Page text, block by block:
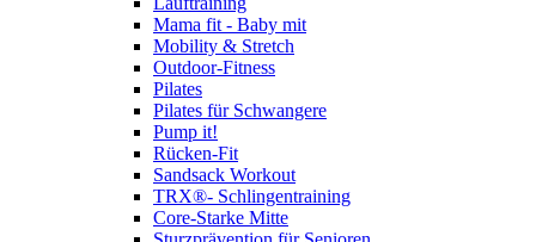
Mama fit - Baby mit
Mobility & Stretch
Outdoor-Fitness
Pilates
Pilates für Schwangere
Pump it!
Rücken-Fit
Sandsack Workout
TRX®- Schlingentraining
Core-Starke Mitte